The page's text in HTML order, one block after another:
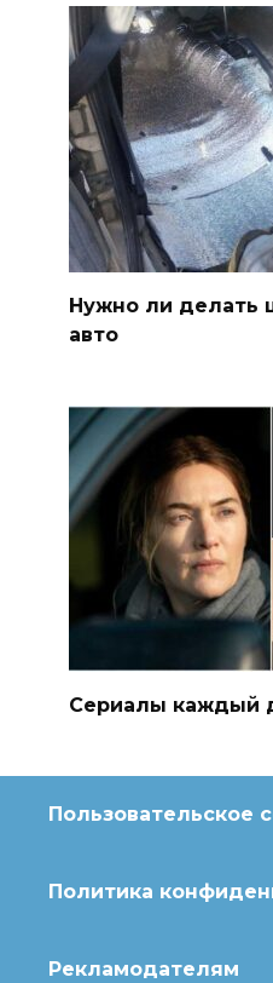
Нужно ли делать
авто
Сериалы каждый
Пользовательское
Политика
Рекламодателям